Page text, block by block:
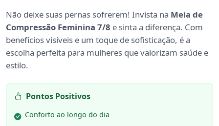
Não deixe suas pernas sofrerem! Invista na Meia de
Compressão Feminina 7/8 e sinta a diferença. Com
benefícios visíveis e um toque de sofisticação, é a
escolha perfeita para mulheres que valorizam saúde e
estilo.
Pontos Positivos
Conforto ao longo do dia